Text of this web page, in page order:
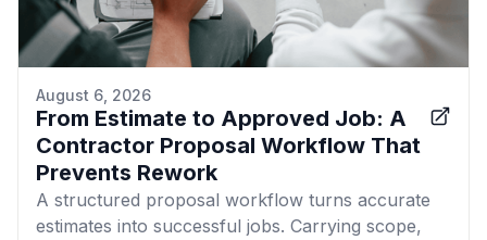
August 6, 2026
From Estimate to Approved Job: A
Contractor Proposal Workflow That
Prevents Rework
A structured proposal workflow turns accurate
estimates into successful jobs. Carrying scope,